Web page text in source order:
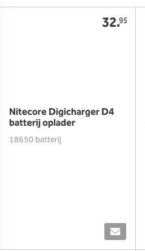
32.95
Nitecore Digicharger D4
batterij oplader
18650 batterij